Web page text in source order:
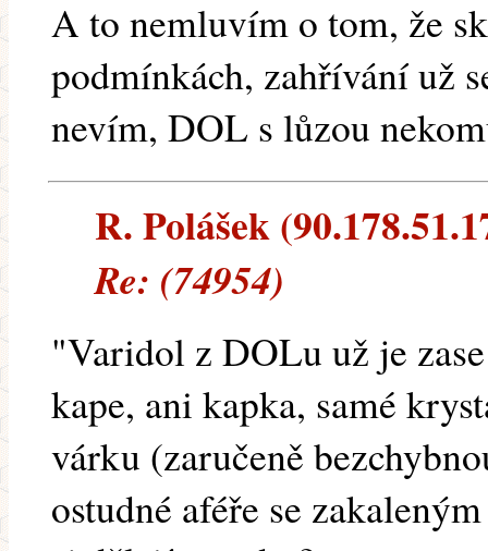
A to nemluvím o tom, že
podmínkách, zahřívání už
nevím, DOL s lůzou
R. Polášek
Re: (74954)
"Varidol z DOLu už je
kape, ani kapka, samé
várku (zaručeně
ostudné aféře se